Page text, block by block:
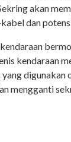
akan
dan
kendaraan
mengganti